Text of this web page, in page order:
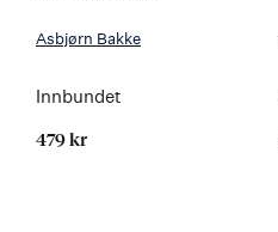
Asbjørn Bakke
Innbundet
479 kr